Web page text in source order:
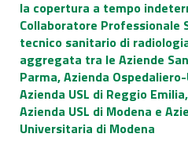
la copertura a tempo
Collaboratore Professionale
tecnico sanitario di
aggregata tra le Aziende
Parma, Azienda
Azienda USL di Reggio
Azienda USL di Modena e
Universitaria di Modena